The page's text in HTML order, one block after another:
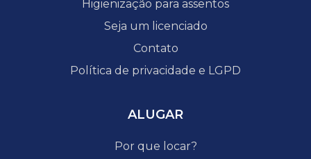
Higienização para assentos
Seja um licenciado
Contato
Política de privacidade e LGPD
ALUGAR
Por que locar?